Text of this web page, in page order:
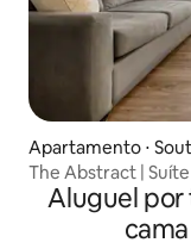
Apartamento ⋅
The Abstract |
Acomoda 8
Aluguel por